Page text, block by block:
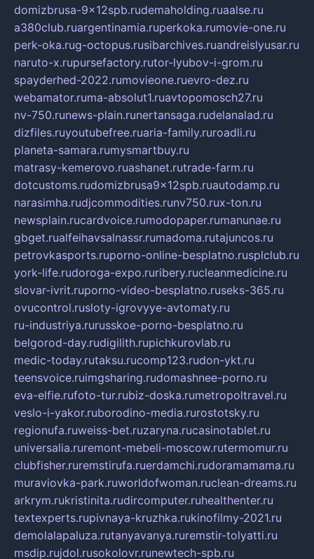
domizbrusa-9x12spb.rudemaholding.ruaalse.ru
a380club.ruargentinamia.ruperkoka.rumovie-one.ru
perk-oka.rug-octopus.rusibarchives.ruandreislyusar.ru
naruto-x.rupursefactory.rutor-lyubov-i-grom.ru
spayderhed-2022.rumovieone.ruevro-dez.ru
webamator.ruma-absolut1.ruavtopomosch27.ru
nv-750.runews-plain.runertansaga.rudelanalad.ru
dizfiles.ruyoutubefree.ruaria-family.ruroadli.ru
planeta-samara.rumysmartbuy.ru
matrasy-kemerovo.ruashanet.rutrade-farm.ru
dotcustoms.rudomizbrusa9x12spb.ruautodamp.ru
narasimha.rudjcommodities.runv750.rux-ton.ru
newsplain.rucardvoice.rumodopaper.rumanunae.ru
gbget.rualfeihavsalnassr.rumadoma.rutajuncos.ru
petrovkasports.ruporno-online-besplatno.rusplclub.ru
york-life.rudoroga-expo.ruribery.rucleanmedicine.ru
slovar-ivrit.ruporno-video-besplatno.ruseks-365.ru
ovucontrol.rusloty-igrovyye-avtomaty.ru
ru-industriya.rurusskoe-porno-besplatno.ru
belgorod-day.rudigilith.rupichkurovlab.ru
medic-today.rutaksu.rucomp123.rudon-ykt.ru
teensvoice.ruimgsharing.rudomashnee-porno.ru
eva-elfie.rufoto-tur.rubiz-doska.rumetropoltravel.ru
veslo-i-yakor.ruborodino-media.rurostotsky.ru
regionufa.ruweiss-bet.ruzaryna.rucasinotablet.ru
universalia.ruremont-mebeli-moscow.rutermomur.ru
clubfisher.ruremstirufa.ruerdamchi.rudoramamama.ru
muraviovka-park.ruworldofwoman.ruclean-dreams.ru
arkrym.rukristinita.rudircomputer.ruhealthenter.ru
textexperts.rupivnaya-kruzhka.rukinofilmy-2021.ru
demolalapaluza.rutanyavanya.ruremstir-tolyatti.ru
msdip.rujdol.rusokolovr.runewtech-spb.ru